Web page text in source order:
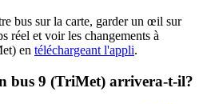
bus sur la carte, garder un œil sur
réel et voir les changements à
en téléchargeant l'appli.
bus 9 (TriMet) arrivera-t-il?